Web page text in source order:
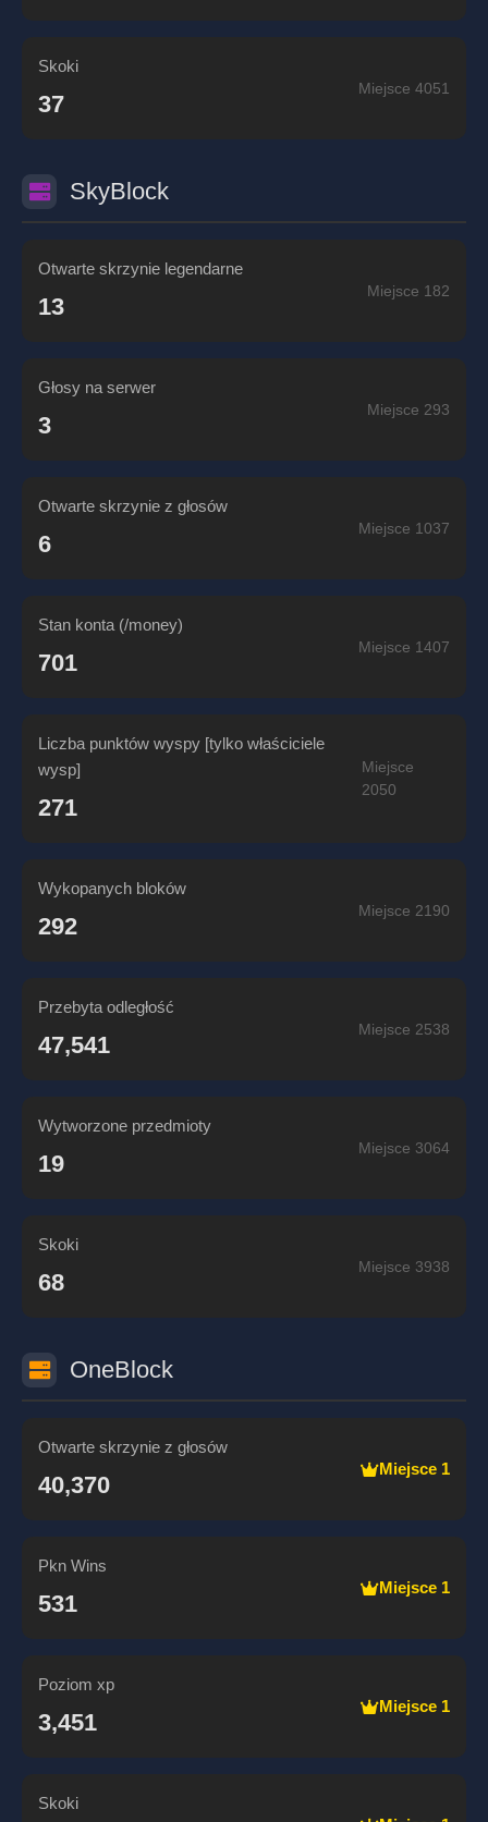
Skoki
37
Miejsce 4051
SkyBlock
Otwarte skrzynie legendarne
13
Miejsce 182
Głosy na serwer
3
Miejsce 293
Otwarte skrzynie z głosów
6
Miejsce 1037
Stan konta (/money)
701
Miejsce 1407
Liczba punktów wyspy [tylko właściciele
wysp]
271
Miejsce
2050
Wykopanych bloków
292
Miejsce 2190
Przebyta odległość
47,541
Miejsce 2538
Wytworzone przedmioty
19
Miejsce 3064
Skoki
68
Miejsce 3938
OneBlock
Otwarte skrzynie z głosów
40,370
Miejsce 1
Pkn Wins
531
Miejsce 1
Poziom xp
3,451
Miejsce 1
Skoki